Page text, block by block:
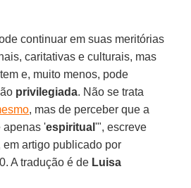
continuar em suas meritórias
caritativas e culturais, mas
e, muito menos, pode
privilegiada. Não se trata
, mas de perceber que a
apenas 'espiritual'", escreve
em artigo publicado por
A tradução é de Luisa